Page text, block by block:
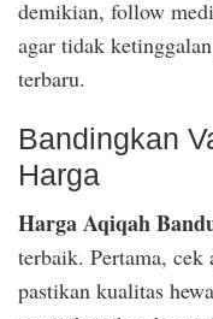
demikian, follow
agar tidak
terbaru.
Bandingkan
Harga
Harga Aqiqah
terbaik. Pertama, cek
pastikan kualitas